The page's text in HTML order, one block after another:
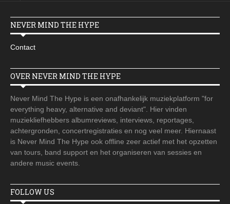
NEVER MIND THE HYPE
Contact
OVER NEVER MIND THE HYPE
Never Mind The Hype is een onafhankelijk muziekplatform "for
everything heavy, alternative and deviant". Hier vinden
muziekliefhebbers albumreviews, interviews, reportages,
achtergronden, concertregistraties en nog veel meer. Hiernaast
is Never Mind The Hype ook offline zeer actief met het opzetten
van tours, band support en het organiseren van sessies en
andere music events.
FOLLOW US